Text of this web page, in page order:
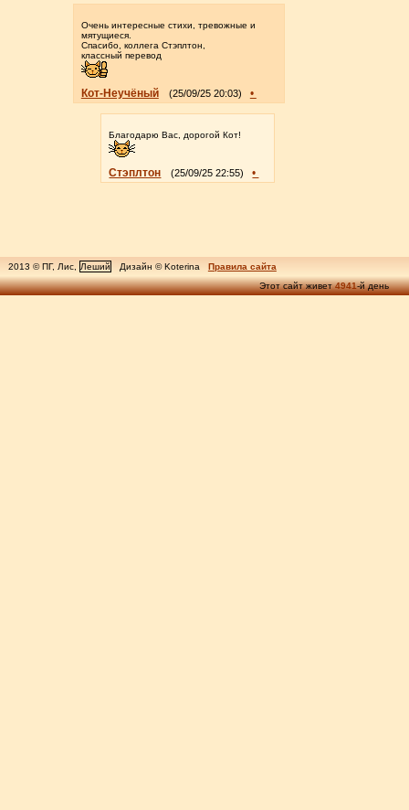
Очень интересные стихи, тревожные и
мятущиеся.
Спасибо, коллега Стэплтон,
классный перевод
Кот-Неучёный (25/09/25 20:03) •
Благодарю Вас, дорогой Кот!
Стэплтон (25/09/25 22:55) •
2013 © ПГ, Лис, Леший Дизайн © Koterina
Правила сайта
Этот сайт живет4941-й день